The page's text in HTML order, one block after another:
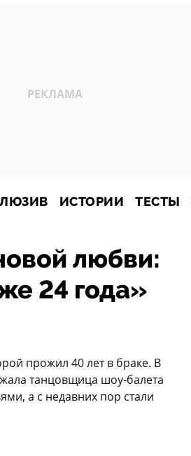
ИСТОРИИ ТЕСТЫ
любви:
24 года»
прожил 40 лет в браке. В
танцовщица шоу-балета
а с недавних пор стали